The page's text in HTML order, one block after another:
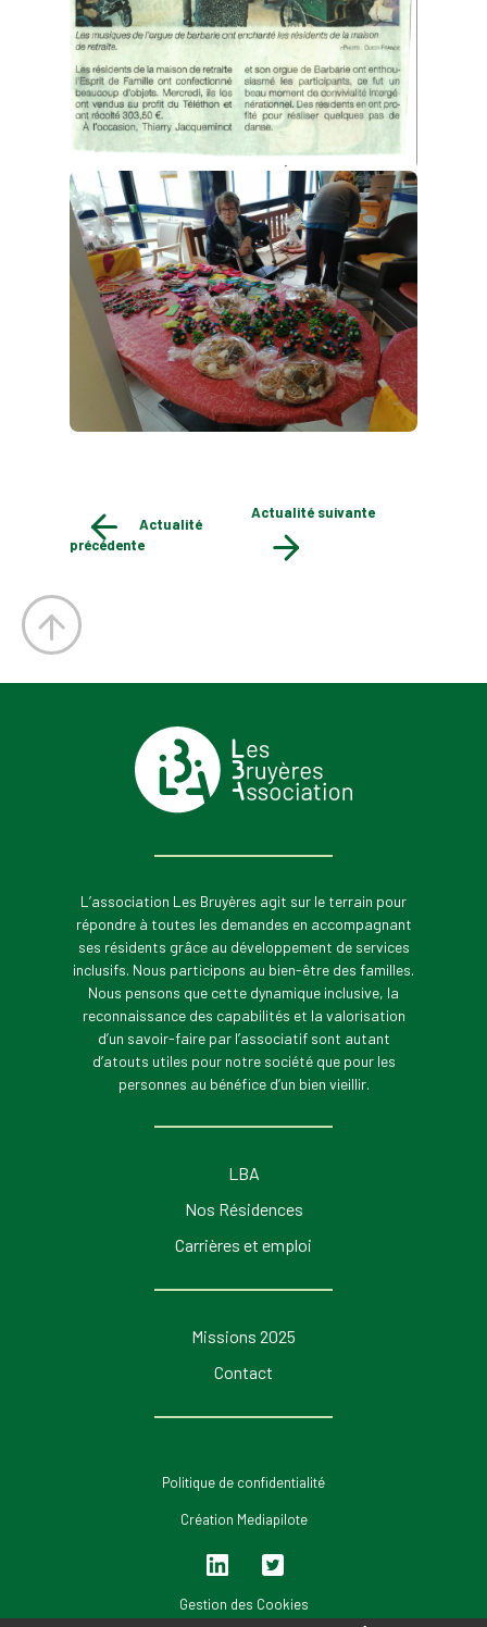
Actualité
précédente
Actualité suivante
L’association Les Bruyères agit sur le terrain pour
répondre à toutes les demandes en accompagnant
ses résidents grâce au développement de services
inclusifs. Nous participons au bien-être des familles.
Nous pensons que cette dynamique inclusive, la
reconnaissance des capabilités et la valorisation
d’un savoir-faire par l’associatif sont autant
d’atouts utiles pour notre société que pour les
personnes au bénéfice d’un bien vieillir.
LBA
Nos Résidences
Carrières et emploi
Missions 2025
Contact
Politique de confidentialité
Création Mediapilote
Lin
in
Twi
Gestion des Cookies